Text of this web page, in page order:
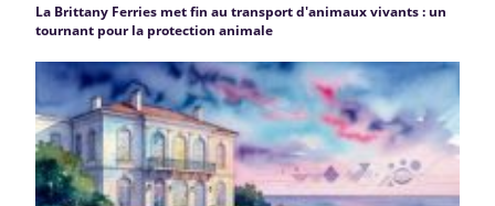
La Brittany Ferries met fin au transport d'animaux vivants : un
tournant pour la protection animale